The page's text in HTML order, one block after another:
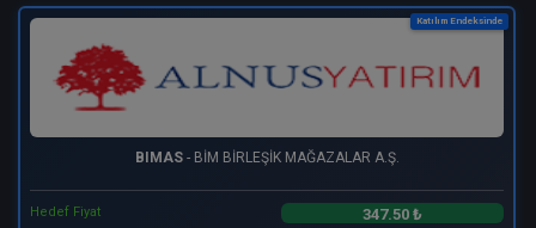
Katılım Endeksinde
BIMAS- BİM BİRLEŞİK MAĞAZALAR A.Ş.
Hedef Fiyat 347.50 ₺